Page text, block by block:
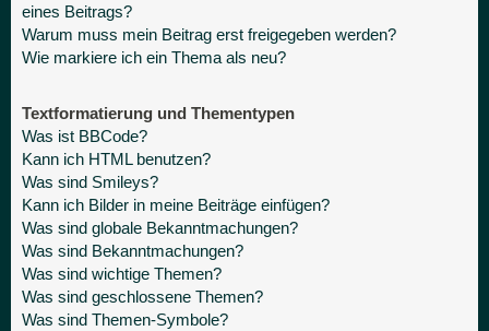
eines Beitrags?
Warum muss mein Beitrag erst freigegeben werden?
Wie markiere ich ein Thema als neu?
Textformatierung und Thementypen
Was ist BBCode?
Kann ich HTML benutzen?
Was sind Smileys?
Kann ich Bilder in meine Beiträge einfügen?
Was sind globale Bekanntmachungen?
Was sind Bekanntmachungen?
Was sind wichtige Themen?
Was sind geschlossene Themen?
Was sind Themen-Symbole?